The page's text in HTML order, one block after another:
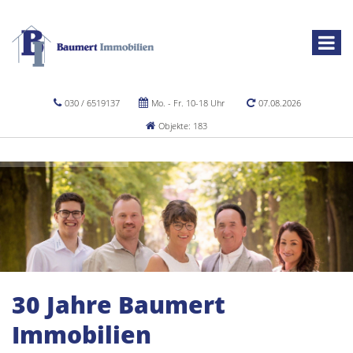
030 / 6519137 Mo. - Fr. 10-18 Uhr
07.08.2026
Objekte: 183
30 Jahre Baumert
Immobilien